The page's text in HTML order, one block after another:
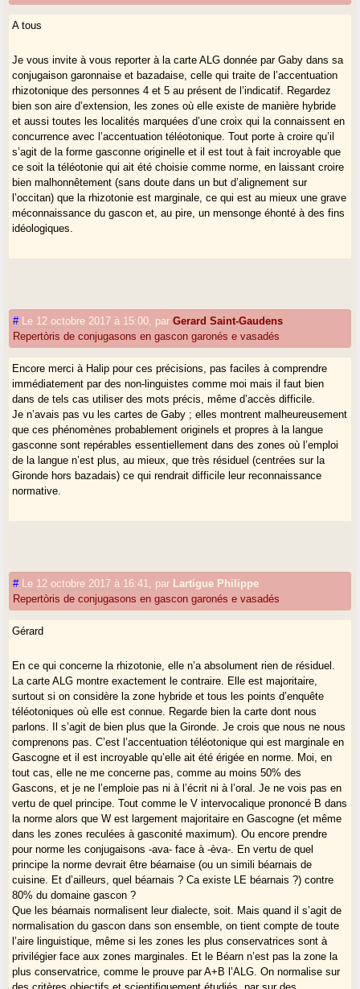
A tous
Je vous invite à vous reporter à la carte ALG donnée par Gaby dans sa
conjugaison garonnaise et bazadaise, celle qui traite de l’accentuation
rhizotonique des personnes 4 et 5 au présent de l’indicatif. Regardez
bien son aire d’extension, les zones où elle existe de manière hybride
et aussi toutes les localités marquées d’une croix qui la connaissent en
concurrence avec l’accentuation téléotonique. Tout porte à croire qu’il
s’agit de la forme gasconne originelle et il est tout à fait incroyable que
ce soit la téléotonie qui ait été choisie comme norme, en laissant croire
bien malhonnêtement (sans doute dans un but d’alignement sur
l’occitan) que la rhizotonie est marginale, ce qui est au mieux une grave
méconnaissance du gascon et, au pire, un mensonge éhonté à des fins
idéologiques.
# Le 12 octobre 2017 à 15:00 parGerard Saint-Gaudens
Repertòris de conjugasons en gascon garonés e vasadés
Encore merci à Halip pour ces précisions, pas faciles à comprendre
immédiatement par des non-linguistes comme moi mais il faut bien
dans de tels cas utiliser des mots précis, même d’accès difficile.
Je n’avais pas vu les cartes de Gaby ; elles montrent malheureusement
que ces phénomènes probablement originels et propres à la langue
gasconne sont repérables essentiellement dans des zones où l’emploi
de la langue n’est plus, au mieux, que très résiduel (centrées sur la
Gironde hors bazadais) ce qui rendrait difficile leur reconnaissance
normative.
# Le 12 octobre 2017 à 16:41 par Lartigue Philippe
Repertòris de conjugasons en gascon garonés e vasadés
Gérard
En ce qui concerne la rhizotonie, elle n’a absolument rien de résiduel.
La carte ALG montre exactement le contraire. Elle est majoritaire,
surtout si on considère la zone hybride et tous les points d’enquête
téléotoniques où elle est connue. Regarde bien la carte dont nous
parlons. Il s’agit de bien plus que la Gironde. Je crois que nous ne nous
comprenons pas. C’est l’accentuation téléotonique qui est marginale en
Gascogne et il est incroyable qu’elle ait été érigée en norme. Moi, en
tout cas, elle ne me concerne pas, comme au moins 50% des
Gascons, et je ne l’emploie pas ni à l’écrit ni à l’oral. Je ne vois pas en
vertu de quel principe. Tout comme le V intervocalique prononcé B dans
la norme alors que W est largement majoritaire en Gascogne (et même
dans les zones reculées à gasconité maximum). Ou encore prendre
pour norme les conjugaisons -ava- face à -èva-. En vertu de quel
principe la norme devrait être béarnaise (ou un simili béarnais de
cuisine. Et d’ailleurs, quel béarnais ? Ca existe LE béarnais ?) contre
80% du domaine gascon ?
Que les béarnais normalisent leur dialecte, soit. Mais quand il s’agit de
normalisation du gascon dans son ensemble, on tient compte de toute
l’aire linguistique, même si les zones les plus conservatrices sont à
privilégier face aux zones marginales. Et le Béarn n’est pas la zone la
plus conservatrice, comme le prouve par A+B l’ALG. On normalise sur